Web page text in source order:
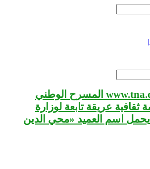
www.tna.dz المسرح الوطني
عريقة تابعة لوزارة
يحمل اسم العميد «محي الدين